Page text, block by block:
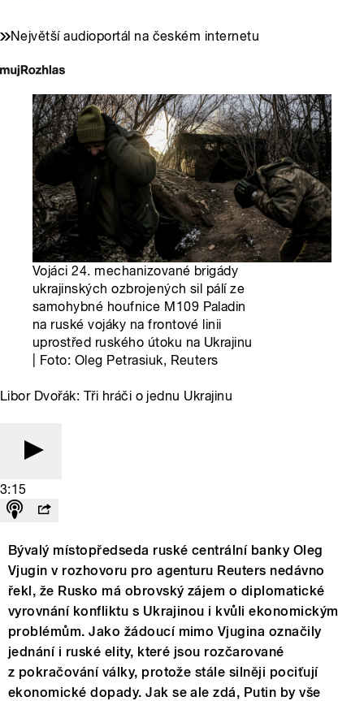
Největší audioportál na českém internetu
Vojáci 24. mechanizované brigády
ukrajinských ozbrojených sil pálí ze
samohybné houfnice M109 Paladin
na ruské vojáky na frontové linii
uprostřed ruského útoku na Ukrajinu
| Foto: Oleg Petrasiuk, Reuters
Libor Dvořák: Tři hráči o jednu Ukrajinu
3:15
Bývalý místopředseda ruské centrální banky Oleg
Vjugin v rozhovoru pro agenturu Reuters nedávno
řekl, že Rusko má obrovský zájem o diplomatické
vyrovnání konfliktu s Ukrajinou i kvůli ekonomickým
problémům. Jako žádoucí mimo Vjugina označily
jednání i ruské elity, které jsou rozčarované
z pokračování války, protože stále silněji pociťují
ekonomické dopady. Jak se ale zdá, Putin by vše